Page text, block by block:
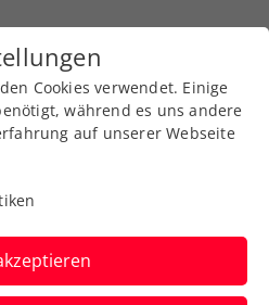
Cookies verwendet. Einige
während es uns andere
auf unserer Webseite